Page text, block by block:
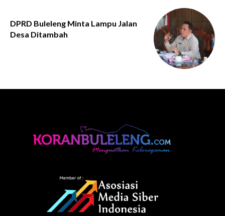
DPRD Buleleng Minta Lampu Jalan
Desa Ditambah